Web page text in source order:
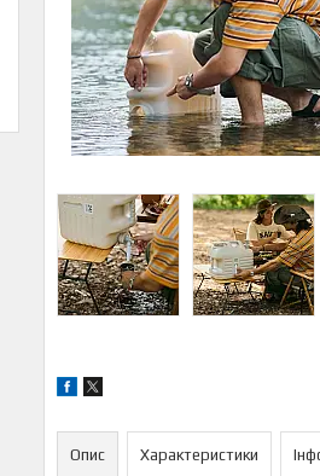
Опис Характеристики